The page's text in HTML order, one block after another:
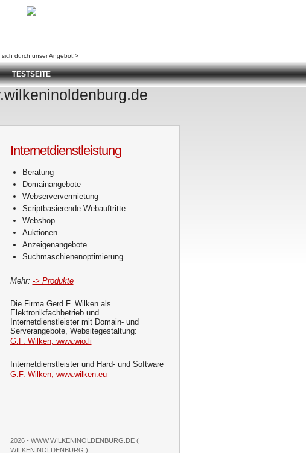
durch unser Angebot!>
TESTSEITE
Internetdienstleistung
Beratung
Domainangebote
Webserververmietung
Scriptbasierende Webauftritte
Webshop
Auktionen
Anzeigenangebote
Suchmaschienenoptimierung
Mehr: -> Produkte
Die Firma Gerd F. Wilken als
Elektronikfachbetrieb und
Internetdienstleister mit Domain- und
Serverangebote, Websitegestaltung:
G.F. Wilken, www.wio.li
Internetdienstleister und Hard- und Software
G.F. Wilken, www.wilken.eu
2026 - WWW.WILKENINOLDENBURG.DE (
WILKENINOLDENBURG )